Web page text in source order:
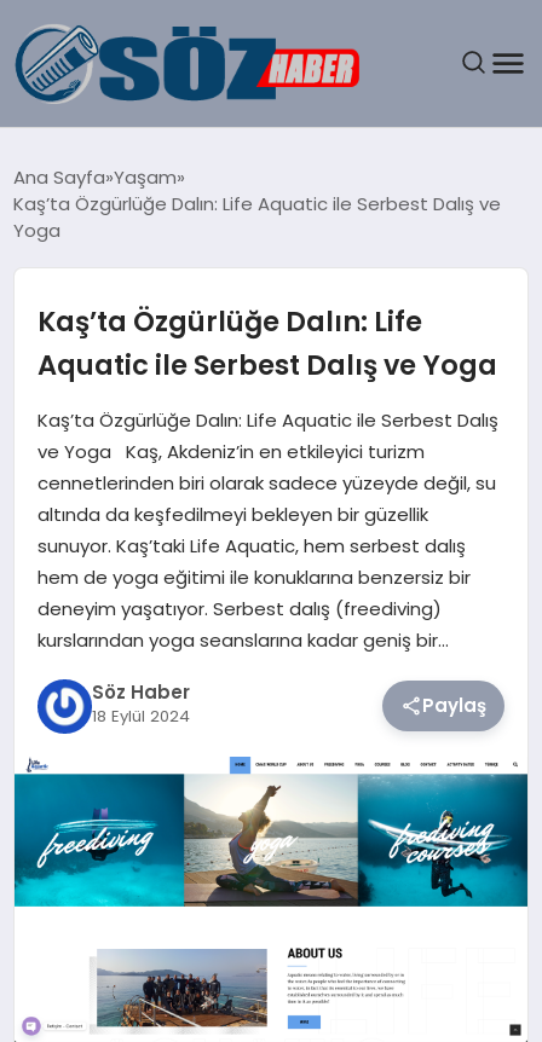
SPOR
EKONOMI
EĞITIM
TEKNOLOJI
YAŞAM
Ana Sayfa Yaşam
Kaş’ta Özgürlüğe Dalın: Life Aquatic ile Serbest Dalış ve
Yoga
Kaş’ta Özgürlüğe Dalın: Life
Aquatic ile Serbest Dalış ve Yoga
Kaş’ta Özgürlüğe Dalın: Life Aquatic ile Serbest Dalış
ve Yoga Kaş, Akdeniz’in en etkileyici turizm
cennetlerinden biri olarak sadece yüzeyde değil, su
altında da keşfedilmeyi bekleyen bir güzellik
sunuyor. Kaş’taki Life Aquatic, hem serbest dalış
hem de yoga eğitimi ile konuklarına benzersiz bir
deneyim yaşatıyor. Serbest dalış (freediving)
kurslarından yoga seanslarına kadar geniş bir…
Söz Haber
18 Eylül 2024 Paylaş